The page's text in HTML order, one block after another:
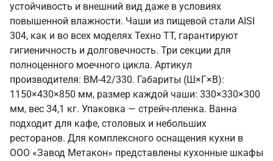
устойчивость и внешний вид даже в условиях
повышенной влажности. Чаши из пищевой стали AISI
304, как и во всех моделях Техно ТТ, гарантируют
гигиеничность и долговечность. Три секции для
полноценного моечного цикла. Артикул
производителя: ВМ-42/330. Габариты (Ш×Г×В):
1150×430×850 мм, размер каждой чаши: 330×330×300
мм, вес 34,1 кг. Упаковка — стрейч-пленка. Ванна
подходит для кафе, столовых и небольших
ресторанов. Для комплексного оснащения кухни в
ООО «Завод Метакон» представлены кухонные шкафы